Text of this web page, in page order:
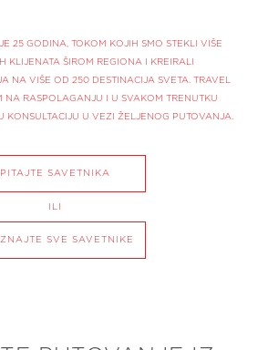
25 GODINA, TOKOM KOJIH SMO STEKLI VIŠE
ŠIROM REGIONA I KREIRALI
NA VIŠE OD 250 DESTINACIJA SVETA. TRAVEL
NA RASPOLAGANJU I U SVAKOM TRENUTKU
KONSULTACIJU U VEZI ŽELJENOG PUTOVANJA.
PITAJTE SAVETNIKA
SVE SAVETNIKE